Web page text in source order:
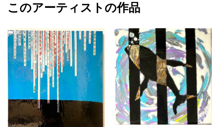
カラー
ホワイト
ジャンル
動物・生き物
配送目安
二週間以内
Soyblanc
このアーティストの作品